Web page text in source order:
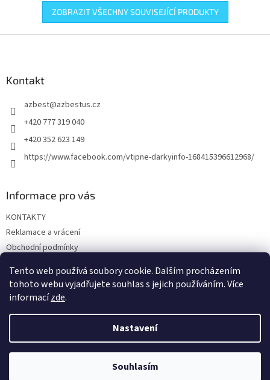
Tento web používá soubory cookie. Dalším procházením
tohoto webu vyjadřujete souhlas s jejich používáním. Více
informacízde.
Nastavení
Souhlasím
ZOBRAZIT VŠECHNY SOUVISEJÍCÍ PRODUKTY
Kontakt
azbest@azbestus.cz
+420 777 319 040
+420 352 623 149
https://www.facebook.com/vtipne-darkyinfo-168415396612968/
Informace pro vás
KONTAKTY
Reklamace a vrácení
Obchodní podmínky
Doprava a platba
Vytvořil Shoptet
Vtipné dárky. Všechna práva vyhrazena.